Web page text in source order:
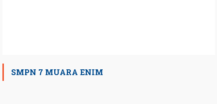
SMPN 7 MUARA ENIM